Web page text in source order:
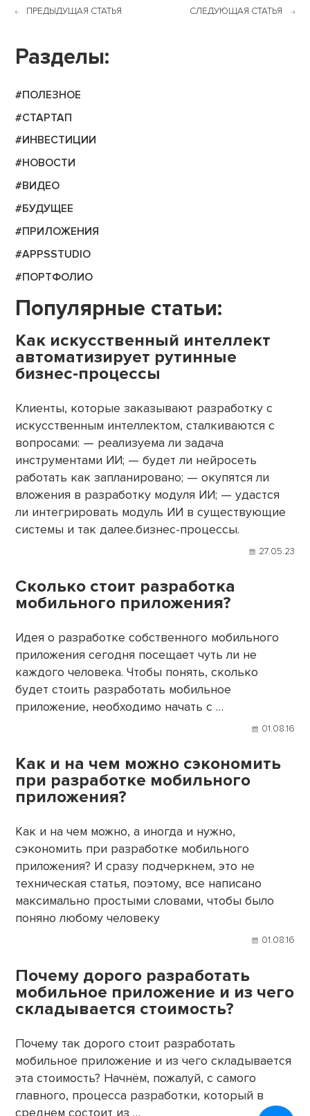
ПРЕДЫДУЩАЯ СТАТЬЯ СЛЕДУЮЩАЯ СТАТЬЯ
Разделы:
#ПОЛЕЗНОЕ
#СТАРТАП
#ИНВЕСТИЦИИ
#НОВОСТИ
#ВИДЕО
#БУДУЩЕЕ
#ПРИЛОЖЕНИЯ
#APPSSTUDIO
#ПОРТФОЛИО
Популярные статьи:
Как искусственный интеллект
автоматизирует рутинные
бизнес-процессы
Клиенты, которые заказывают разработку с
искусственным интеллектом, сталкиваются с
вопросами: — реализуема ли задача
инструментами ИИ; — будет ли нейросеть
работать как запланировано; — окупятся ли
вложения в разработку модуля ИИ; — удастся
ли интегрировать модуль ИИ в существующие
системы и так далее.бизнес-процессы.
27.05.23
Сколько стоит разработка
мобильного приложения?
Идея о разработке собственного мобильного
приложения сегодня посещает чуть ли не
каждого человека. Чтобы понять, сколько
будет стоить разработать мобильное
приложение, необходимо начать с …
01.08.16
Как и на чем можно сэкономить
при разработке мобильного
приложения?
Как и на чем можно, а иногда и нужно,
сэкономить при разработке мобильного
приложения? И сразу подчеркнем, это не
техническая статья, поэтому, все написано
максимально простыми словами, чтобы было
поняно любому человеку
01.08.16
Почему дорого разработать
мобильное приложение и из чего
складывается стоимость?
Почему так дорого стоит разработать
мобильное приложение и из чего складывается
эта стоимость? Начнём, пожалуй, с самого
главного, процесса разработки, который в
среднем состоит из …